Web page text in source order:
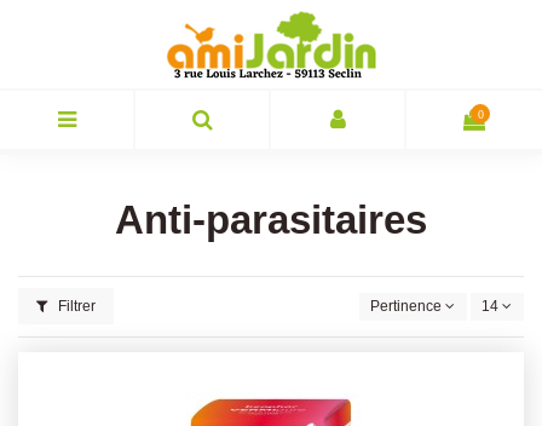
0
Anti-parasitaires
Filtrer Pertinence 14